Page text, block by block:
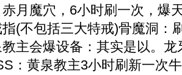
月魔穴，6小时刷一次，爆
(不包括三大特戒)骨魔洞：
主会爆设备：其实是以。
：黄泉教主3小时刷新一次